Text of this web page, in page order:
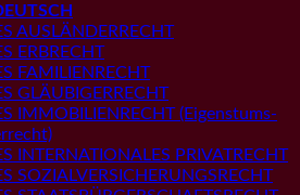
AUSLÄNDERRECHT
ERBRECHT
FAMILIENRECHT
GLÄUBIGERRECHT
IMMOBILIENRECHT (Eigenstums-
INTERNATIONALES PRIVATRECHT
SOZIALVERSICHERUNGSRECHT